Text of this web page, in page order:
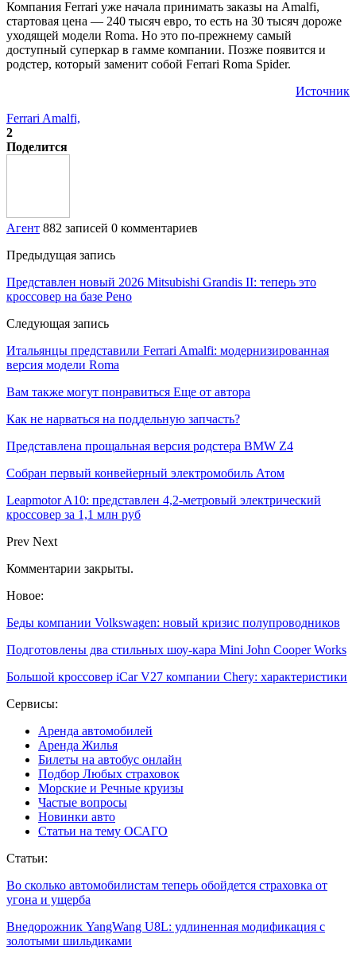
Компания Ferrari уже начала принимать заказы на Amalfi,
стартовая цена — 240 тысяч евро, то есть на 30 тысяч дороже
уходящей модели Roma. Но это по-прежнему самый
доступный суперкар в гамме компании. Позже появится и
родстер, который заменит собой Ferrari Roma Spider.
Источник
Ferrari Amalfi,
2
Поделится
Агент 882 записей 0 комментариев
Предыдущая запись
Представлен новый 2026 Mitsubishi Grandis II: теперь это
кроссовер на базе Рено
Следующая запись
Итальянцы представили Ferrari Amalfi: модернизированная
версия модели Roma
Вам также могут понравиться Еще от автора
Как не нарваться на поддельную запчасть?
Представлена прощальная версия родстера BMW Z4
Собран первый конвейерный электромобиль Атом
Leapmotor A10: представлен 4,2-метровый электрический
кроссовер за 1,1 млн руб
Prev Next
Комментарии закрыты.
Новое:
Беды компании Volkswagen: новый кризис полупроводников
Подготовлены два стильных шоу-кара Mini John Cooper Works
Большой кроссовер iCar V27 компании Chery: характеристики
Сервисы:
Аренда автомобилей
Аренда Жилья
Билеты на автобус онлайн
Подбор Любых страховок
Морские и Речные круизы
Частые вопросы
Новинки авто
Статьи на тему ОСАГО
Статьи:
Во сколько автомобилистам теперь обойдется страховка от
угона и ущерба
Внедорожник YangWang U8L: удлиненная модификация с
золотыми шильдиками